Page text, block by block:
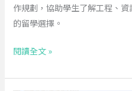
作規劃，協助學生了解工程、
的留學選擇。
薦
大
College、
閱讀全文 »